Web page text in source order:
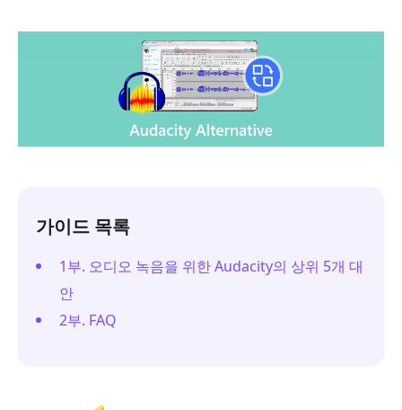
가이드 목록
1부. 오디오 녹음을 위한 Audacity의 상위 5개 대
안
2부. FAQ